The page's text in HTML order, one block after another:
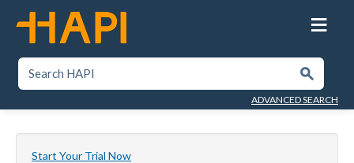
to
content
SEARCH HAPI
Submit
ADVANCED SEARCH
Start Your Trial Now